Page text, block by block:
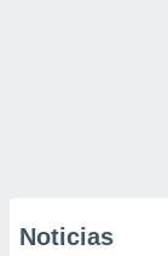
Noticias